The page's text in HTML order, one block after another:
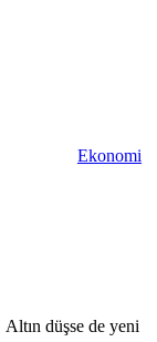
Ekonomi
Altın düşse de yeni